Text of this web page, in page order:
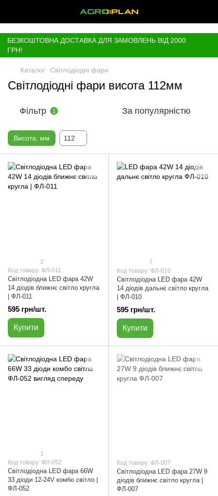
БЕЗКОШТОВНА ДОСТАВКА ДЛЯ ЗАМОВЛЕНЬ ВІД 2000
ГРН!
Каталог Світлодіодні фари
Світлодіодні фари висота 112мм
Фільтр 1 За популярністю
Висота, мм 112
2
Код товару: ФЛ-011
Світлодіодна LED фара 42W
14 діодів ближнє світло кругла
| ФЛ-011
595 грн/шт.
Купити
7
Код товару: ФЛ-010
Cвітлодіодна LED фара 42W
14 діодів дальнє світло кругла
| ФЛ-010
595 грн/шт.
Купити
1
Код товару: ФЛ-052
Світлодіодна LED фара 66W
33 діоди 12-24V комбо світло |
ФЛ-052
Код товару: ФЛ-007
Світлодіодна LED фара 27W 9
діодів ближнє світло кругла |
ФЛ-007